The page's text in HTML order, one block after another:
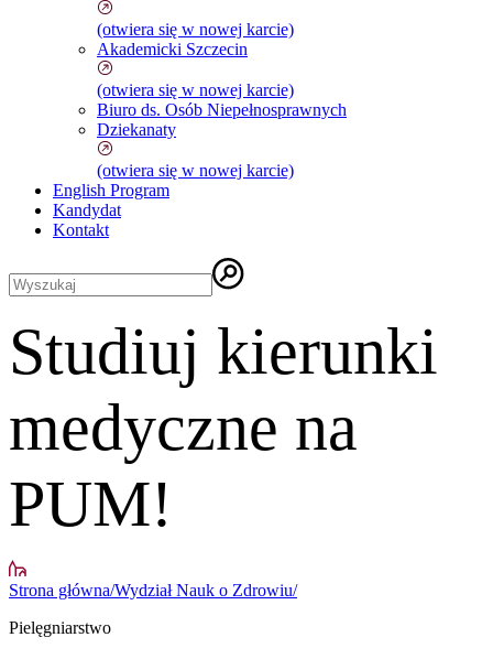
(otwiera się w nowej karcie)
Akademicki Szczecin
(otwiera się w nowej karcie)
Biuro ds. Osób Niepełnosprawnych
Dziekanaty
(otwiera się w nowej karcie)
English Program
Kandydat
Kontakt
Studiuj kierunki
medyczne na
PUM!
Strona główna/Wydział Nauk o Zdrowiu/
Pielęgniarstwo